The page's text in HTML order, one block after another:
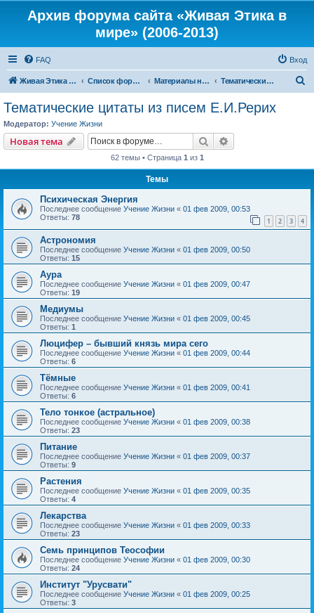
Архив форума сайта «Живая Этика в
мире» (2006-2013)
FAQ Вход
Живая Этика в мире Список форумов Материалы нашего портала Тематические цитаты из писем Е.И.Рерих
Тематические цитаты из писем Е.И.Рерих
Модератор: Учение Жизни
Новая тема Поиск
62 темы • Страница 1 из 1
Темы
Психическая Энергия
Последнее сообщение Учение Жизни « 01 фев 2009, 00:53
Ответы: 78 1 2 3 4
Астрономия
Последнее сообщение Учение Жизни « 01 фев 2009, 00:50
Ответы: 15
Аура
Последнее сообщение Учение Жизни « 01 фев 2009, 00:47
Ответы: 19
Медиумы
Последнее сообщение Учение Жизни « 01 фев 2009, 00:45
Ответы: 1
Люцифер – бывший князь мира сего
Последнее сообщение Учение Жизни « 01 фев 2009, 00:44
Ответы: 6
Тёмные
Последнее сообщение Учение Жизни « 01 фев 2009, 00:41
Ответы: 6
Тело тонкое (астральное)
Последнее сообщение Учение Жизни « 01 фев 2009, 00:38
Ответы: 23
Питание
Последнее сообщение Учение Жизни « 01 фев 2009, 00:37
Ответы: 9
Растения
Последнее сообщение Учение Жизни « 01 фев 2009, 00:35
Ответы: 4
Лекарства
Последнее сообщение Учение Жизни « 01 фев 2009, 00:33
Ответы: 23
Семь принципов Теософии
Последнее сообщение Учение Жизни « 01 фев 2009, 00:30
Ответы: 24
Институт "Урусвати"
Последнее сообщение Учение Жизни « 01 фев 2009, 00:25
Ответы: 3